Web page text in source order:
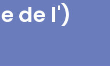
de l')